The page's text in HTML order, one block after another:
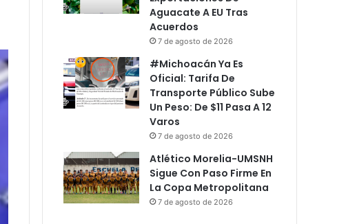
Aguacate A EU Tras
Acuerdos
7 de agosto de 2026
#Michoacán Ya Es
Oficial: Tarifa De
Transporte Público Sube
Un Peso: De $11 Pasa A 12
Varos
7 de agosto de 2026
Atlético Morelia-UMSNH
Sigue Con Paso Firme En
La Copa Metropolitana
7 de agosto de 2026